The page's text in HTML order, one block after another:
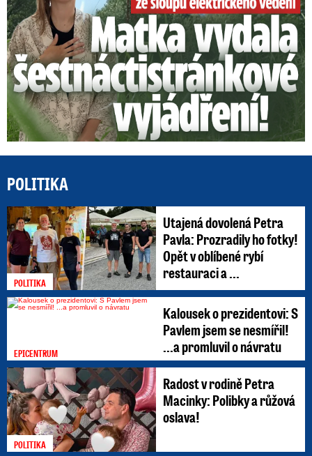
POLITIKA
POLITIKA
Utajená dovolená Petra
Pavla: Prozradily ho fotky!
Opět v oblíbené rybí
restauraci a ...
EPICENTRUM
Kalousek o prezidentovi: S
Pavlem jsem se nesmířil!
...a promluvil o návratu
POLITIKA
Radost v rodině Petra
Macinky: Polibky a růžová
oslava!